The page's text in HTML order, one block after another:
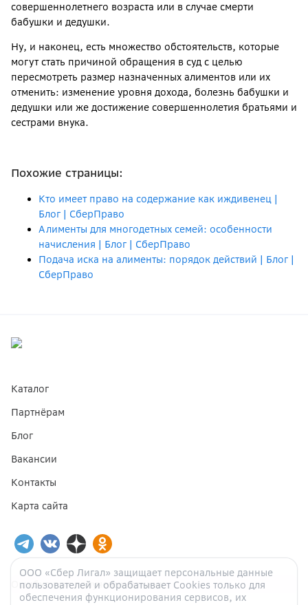
совершеннолетнего возраста или в случае смерти
бабушки и дедушки.
Ну, и наконец, есть множество обстоятельств, которые
могут стать причиной обращения в суд с целью
пересмотреть размер назначенных алиментов или их
отменить: изменение уровня дохода, болезнь бабушки и
дедушки или же достижение совершеннолетия братьями и
сестрами внука.
Похожие страницы:
Кто имеет право на содержание как иждивенец |
Блог | СберПраво
Алименты для многодетных семей: особенности
начисления | Блог | СберПраво
Подача иска на алименты: порядок действий | Блог |
СберПраво
Каталог
Партнёрам
Блог
Вакансии
Контакты
Карта сайта
Ошибка при получении данных
ООО «Сбер Лигал» защищает персональные данные
пользователей и обрабатывает Cookies только для
обеспечения функционирования сервисов, их